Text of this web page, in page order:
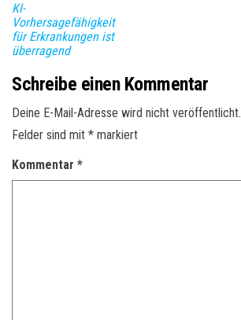
KI-
Vorhersagefähigkeit
für Erkrankungen ist
überragend
Schreibe einen Kommentar
Deine E-Mail-Adresse wird nicht veröffentlicht.
Felder sind mit * markiert
Kommentar *